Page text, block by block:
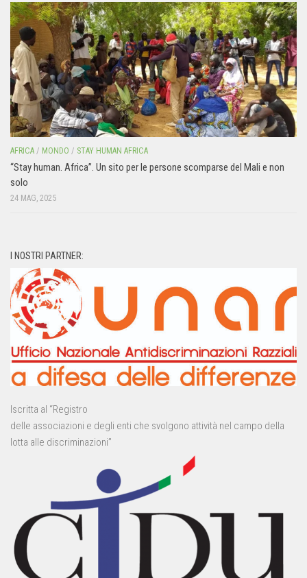
AFRICA / MONDO / STAY HUMAN AFRICA
“Stay human. Africa”. Un sito per le persone scomparse del Mali e non
solo
24 MAG, 2025
I NOSTRI PARTNER:
Iscritta al “Registro
delle associazioni e degli enti che svolgono attività nel campo della
lotta alle discriminazioni”